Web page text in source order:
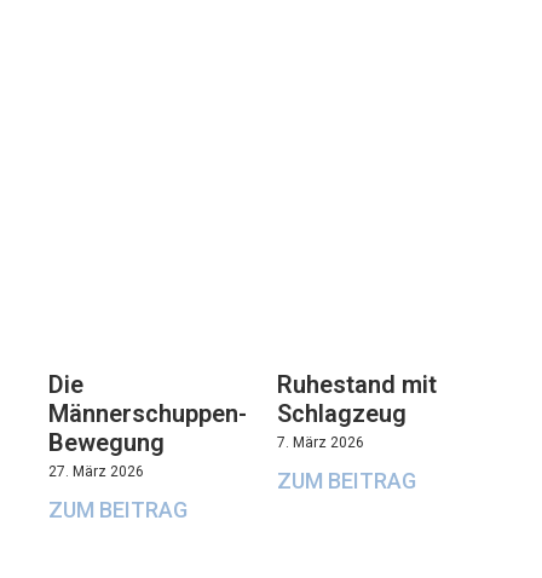
Die
Männerschuppen-
Bewegung
27. März 2026
ZUM BEITRAG
Ruhestand mit
Schlagzeug
7. März 2026
ZUM BEITRAG